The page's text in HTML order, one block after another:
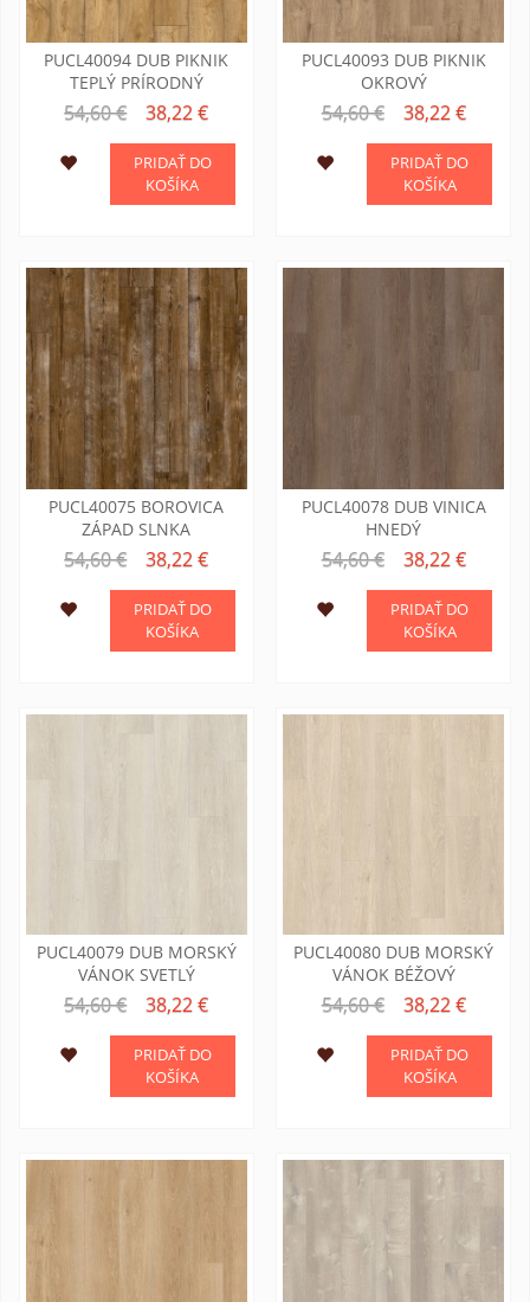
PUCL40094 DUB PIKNIK
TEPLÝ PRÍRODNÝ
54,60 € 38,22 €
PRIDAŤ DO
KOŠÍKA
PUCL40093 DUB PIKNIK
OKROVÝ
54,60 € 38,22 €
PRIDAŤ DO
KOŠÍKA
PUCL40075 BOROVICA
ZÁPAD SLNKA
54,60 € 38,22 €
PRIDAŤ DO
KOŠÍKA
PUCL40078 DUB VINICA
HNEDÝ
54,60 € 38,22 €
PRIDAŤ DO
KOŠÍKA
PUCL40079 DUB MORSKÝ
VÁNOK SVETLÝ
54,60 € 38,22 €
PRIDAŤ DO
KOŠÍKA
PUCL40080 DUB MORSKÝ
VÁNOK BÉŽOVÝ
54,60 € 38,22 €
PRIDAŤ DO
KOŠÍKA